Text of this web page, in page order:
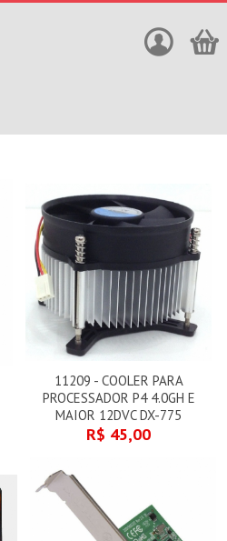
11209 - COOLER PARA
PROCESSADOR P4 4.0GH E
MAIOR 12DVC DX-775
R$ 45,00